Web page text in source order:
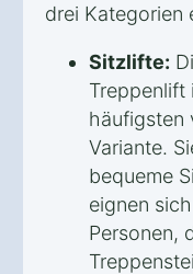
drei Kategorien
Sitzlifte:
Treppenlift
häufigsten
Variante.
bequeme
eignen
Personen,